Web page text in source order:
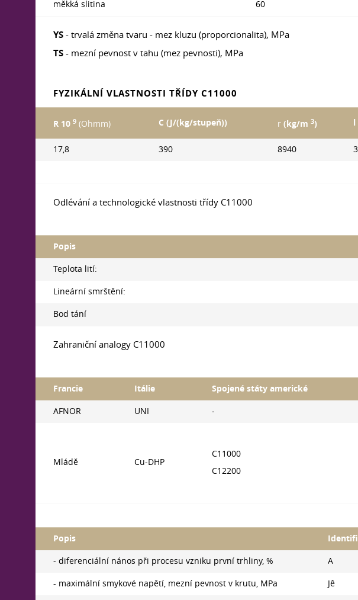
měkká slitina 60
YS - trvalá změna tvaru - mez kluzu (proporcionalita), MPa
TS - mezní pevnost v tahu (mez pevnosti), MPa
FYZIKÁLNÍ VLASTNOSTI TŘÍDY C11000
R 10 9 (Ohmm) C (J/(kg/stupeň)) r (kg/m 3) l
17,8 390 8940
Odlévání a technologické vlastnosti třídy C11000
Popis
Teplota lití:
Lineární smrštění:
Bod tání
Zahraniční analogy C11000
Francie Itálie Spojené státy americké
AFNOR UNI -
Mládě Cu-DHP
C11000
C12200
Popis
- diferenciální nános při procesu vzniku první trhliny, % A
- maximální smykové napětí, mezní pevnost v krutu, MPa Jê